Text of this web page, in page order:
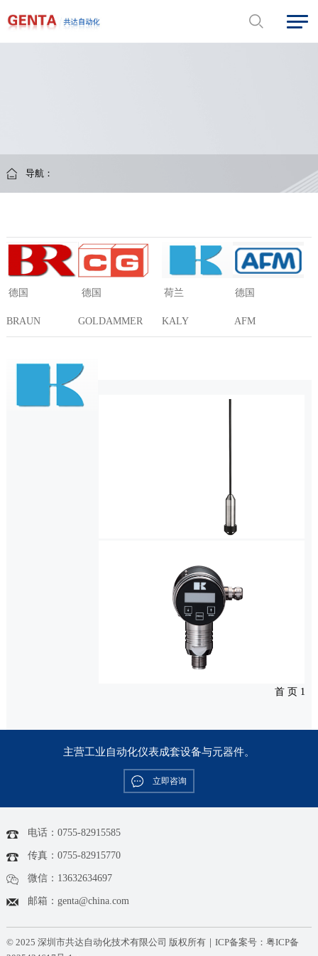
导航：
德国
BRAUN
德国
GOLDAMMER
荷兰
KALY
德国
AFM
投入式液位计
首 页 1
主营工业自动化仪表成套设备与元器件。
立即咨询
电话：0755-82915585
传真：0755-82915770
微信：13632634697
邮箱：genta@china.com
© 2025 深圳市共达自动化技术有限公司 版权所有｜ICP备案号： 粤ICP备